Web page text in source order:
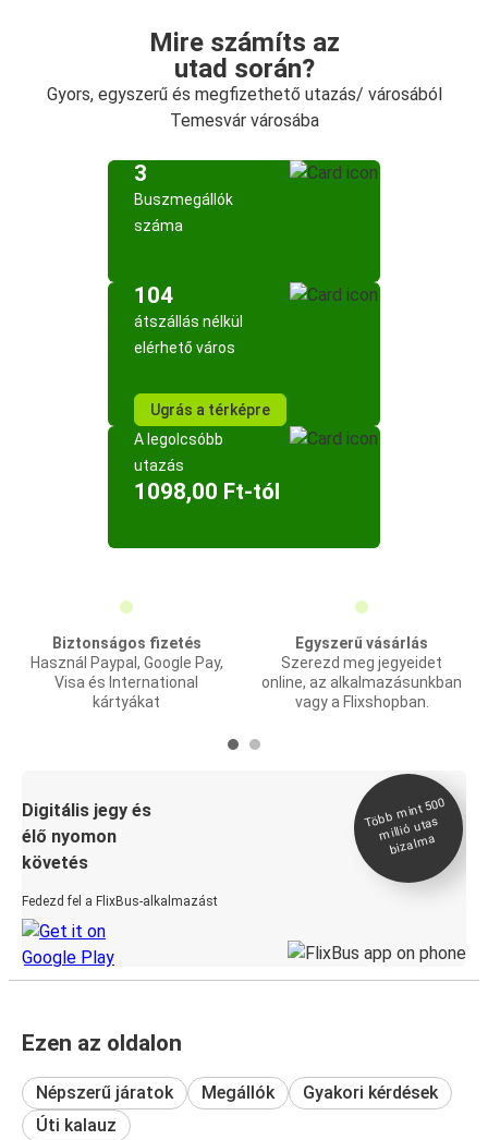
Mire számíts az
utad során?
Gyors, egyszerű és megfizethető utazás/ városából
Temesvár városába
3
Buszmegállók
száma
104
átszállás nélkül
elérhető város
Ugrás a térképre
A legolcsóbb
utazás
1098,00 Ft-tól
Biztonságos fizetés
Használ Paypal, Google Pay,
Visa és International
kártyákat
Egyszerű vásárlás
Szerezd meg jegyeidet
online, az alkalmazásunkban
vagy a Flixshopban.
Digitális jegy és
élő nyomon
követés
Fedezd fel a FlixBus-alkalmazást
Több
mint 500
millió utas
bizal
ma
Ezen az oldalon
Népszerű járatok Megállók
Gyakori kérdések
Úti kalauz